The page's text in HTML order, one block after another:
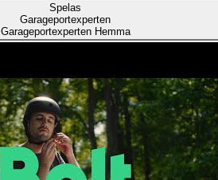
Spelas
Garageportexperten
Garageportexperten Hemma